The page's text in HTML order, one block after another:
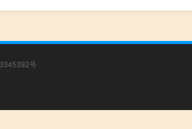
号